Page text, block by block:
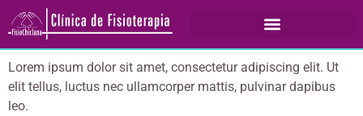
Lorem ipsum dolor sit amet, consectetur adipiscing elit. Ut
elit tellus, luctus nec ullamcorper mattis, pulvinar dapibus
leo.